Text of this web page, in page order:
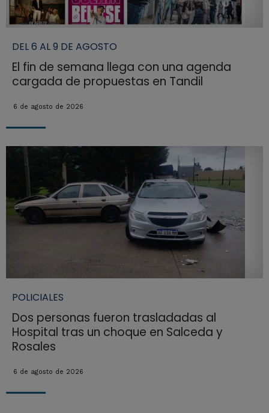
DEL 6 AL 9 DE AGOSTO
El fin de semana llega con una agenda
cargada de propuestas en Tandil
6 de agosto de 2026
POLICIALES
Dos personas fueron trasladadas al
Hospital tras un choque en Salceda y
Rosales
6 de agosto de 2026